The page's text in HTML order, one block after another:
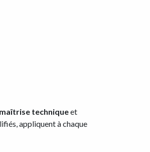
maîtrise techniqueet
appliquent à chaque